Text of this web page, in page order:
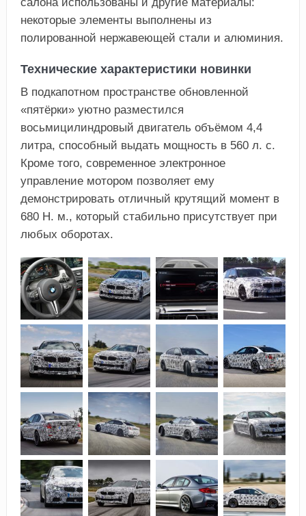
некоторые элементы выполнены из
полированной нержавеющей стали и алюминия.
Технические характеристики новинки
В подкапотном пространстве обновленной
«пятёрки» уютно разместился
восьмицилиндровый двигатель объёмом 4,4
литра, способный выдать мощность в 560 л. с.
Кроме того, современное электронное
управление мотором позволяет ему
демонстрировать отличный крутящий момент в
680 Н. м., который стабильно присутствует при
любых оборотах.